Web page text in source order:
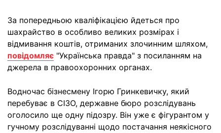
За попередньою кваліфікацією йдеться про
шахрайство в особливо великих розмірах і
відмивання коштів, отриманих злочинним шляхом,
повідомляє "Українська правда" з посиланням на
джерела в правоохоронних органах.
Водночас бізнесмену Ігорю Гринкевичку, який
перебуває в СІЗО, державне бюро розслідувань
оголосило ще одну підозру. Він уже є фігурантом у
гучному розслідуванні щодо постачання неякісного